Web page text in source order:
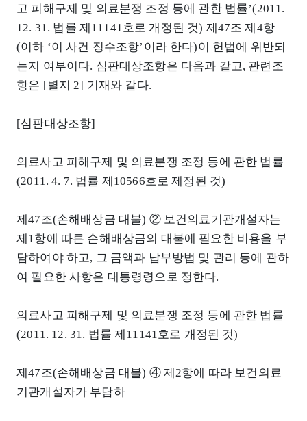
고 피해구제 및 의료분쟁 조정 등에 관한 법률’(2011.
12. 31. 법률 제11141호로 개정된 것) 제47조 제4항
(이하 ‘이 사건 징수조항’이라 한다)이 헌법에 위반되
는지 여부이다. 심판대상조항은 다음과 같고, 관련조
항은 [별지 2] 기재와 같다.
[심판대상조항]
의료사고 피해구제 및 의료분쟁 조정 등에 관한 법률
(2011. 4. 7. 법률 제10566호로 제정된 것)
제47조(손해배상금 대불) ② 보건의료기관개설자는
제1항에 따른 손해배상금의 대불에 필요한 비용을 부
담하여야 하고, 그 금액과 납부방법 및 관리 등에 관하
여 필요한 사항은 대통령령으로 정한다.
의료사고 피해구제 및 의료분쟁 조정 등에 관한 법률
(2011. 12. 31. 법률 제11141호로 개정된 것)
제47조(손해배상금 대불) ④ 제2항에 따라 보건의료
기관개설자가 부담하